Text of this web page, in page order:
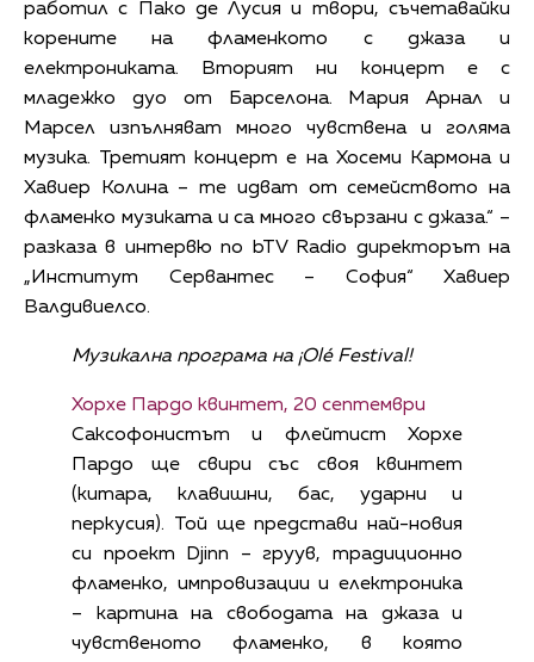
работил с Пако де Лусия и твори, съчетавайки
корените на фламенкото с джаза и
електрониката. Вторият ни концерт е с
младежко дуо от Барселона. Мария Арнал и
Марсел изпълняват много чувствена и голяма
музика. Третият концерт е на Хосеми Кармона и
Хавиер Колина – те идват от семейството на
фламенко музиката и са много свързани с джаза.“ –
разказа в интервю по bTV Radio директорът на
„Институт Сервантес – София“ Хавиер
Валдивиелсо.
Музикална програма на ¡Olé Festival!
Хорхе Пардо квинтет, 20 септември
Саксофонистът и флейтист Хорхе
Пардо ще свири със своя квинтет
(китара, клавишни, бас, ударни и
перкусия). Той ще представи най-новия
си проект Djinn – груув, традиционно
фламенко, импровизации и електроника
– картина на свободата на джаза и
чувственото фламенко, в която